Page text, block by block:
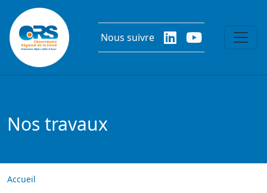
Aller au contenu principal
Nous suivre
Nos travaux
Accueil